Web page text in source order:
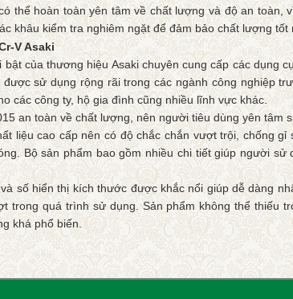
thể hoàn toàn yên tâm về chất lượng và độ an toàn,
khâu kiểm tra nghiêm ngặt để đảm bảo chất lượng
V Asaki
của thương hiệu Asaki chuyên cung cấp các dụng
sử dụng rộng rãi trong các ngành công nghiệp
các công ty, hộ gia đình cũng nhiều lĩnh vực khác.
an toàn về chất lượng, nên người tiêu dùng yên tâm
liệu cao cấp nên có độ chắc chắn vượt trội, chống
Bộ sản phẩm bao gồm nhiều chi tiết giúp người
số hiển thị kích thước được khắc nổi giúp dễ dàng
trong quá trình sử dụng. Sản phẩm không thể thiếu
khá phổ biến.